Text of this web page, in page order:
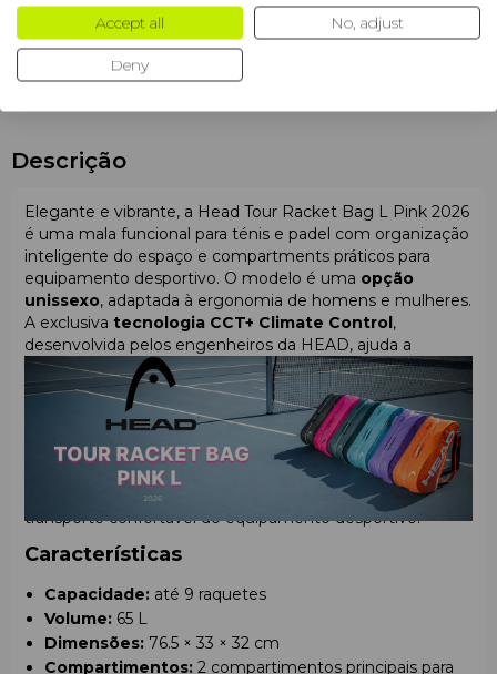
Tipo de saco
Saco para raquetes
Produtos
Descrição
Elegante e vibrante, a Head Tour Racket Bag L Pink 2026
é uma mala funcional para ténis e padel com organização
inteligente do espaço e compartments práticos para
equipamento desportivo. O modelo é uma opção
unissexo, adaptada à ergonomia de homens e mulheres.
A exclusiva tecnologia CCT+ Climate Control,
desenvolvida pelos engenheiros da HEAD, ajuda a
proteger as raquetes contra variações de temperatura
durante o transporte, delivery ou armazenamento.
A mala combina as características de padel bags
profissionais com o conforto de backpacks espaçosas
para utilização diária. É indicada para atletas que procuram
capacity, durability, design funcional
transporte confortável do equipamento desportivo.
Características
Capacidade: até 9 raquetes
Volume: 65 L
Dimensões: 76.5 × 33 × 32 cm
Compartimentos: 2 compartimentos principais para
Accept all No, adjust
Deny